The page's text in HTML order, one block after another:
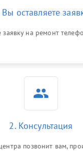
Вы оставляете
заявку на ремонт
2. Консультация
позвонит вам,